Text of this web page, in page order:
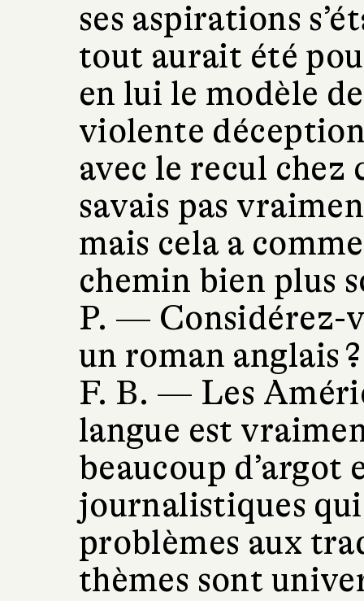
ses aspirations
tout aurait été
en lui le modèle
violente
avec le recul chez
savais pas
mais cela a
chemin bien plus
P. — Considérez-
un roman anglais ?
F. B. — Les
langue est
beaucoup d’argot
journalistiques
problèmes aux
thèmes sont